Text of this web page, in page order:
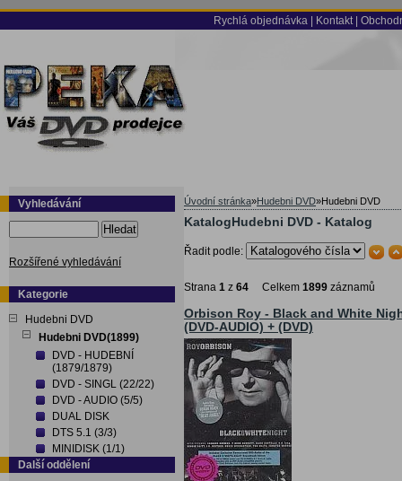
Rychlá objednávka Kontakt
Vyhledávání
Hledat
Rozšířené vyhledávání
Kategorie
Hudebni DVD
Hudebni DVD(1899)
DVD - HUDEBNÍ
(1879/1879)
DVD - SINGL (22/22)
DVD - AUDIO (5/5)
DUAL DISK
DTS 5.1 (3/3)
MINIDISK (1/1)
Další oddělení
Úvodní stránka»Hudebni DVD»Hudebni DVD
KatalogHudebni DVD - Katalog
Řadit podle:
Strana 1 z 64 Celkem 1899 záznamů
Orbison Roy - Black and White
(DVD-AUDIO) + (DVD)